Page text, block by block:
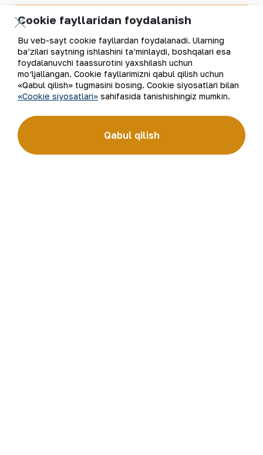
Elektron pochta manzili
Yangilanishlarga obuna bo'ling
“Navoiy kon-metallurgiya kombinati” AJ (“NKMK” AJ)
to‘rttaligiga kiradi. Kombinat yer osti boyliklari zaxiralarini
geologik qidirish, qazib olish va qayta ishlashdan to tayyor
mahsulot olishgacha bo‘lgan ishlab chiqarish jarayonlari
to‘liq amalga oshiriladigan sanoat klasteridir. “NKMK”
Cookie fayllaridan foydalanish
Bu veb-sayt cookie fayllardan foydalanadi. Ularning
ba’zilari saytning ishlashini ta’minlaydi, boshqalari esa
foydalanuvchi taassurotini yaxshilash uchun
mo‘ljallangan. Cookie fayllarimizni qabul qilish uchun
«Qabul qilish» tugmasini bosing. Cookie siyosatlari bilan
«Cookie siyosatlari» sahifasida tanishishingiz mumkin.
Qabul qilish